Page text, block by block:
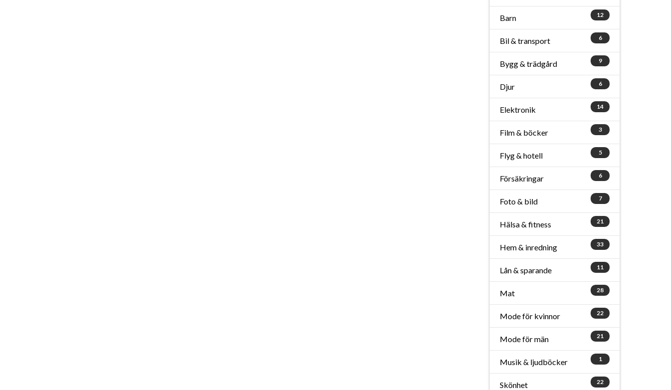
12
Barn
6
Bil & transport
9
Bygg & trädgård
6
Djur
14
Elektronik
3
Film & böcker
5
Flyg & hotell
6
Försäkringar
7
Foto & bild
21
Hälsa & fitness
33
Hem & inredning
11
Lån & sparande
28
Mat
22
Mode för kvinnor
21
Mode för män
1
Musik & ljudböcker
22
Skönhet